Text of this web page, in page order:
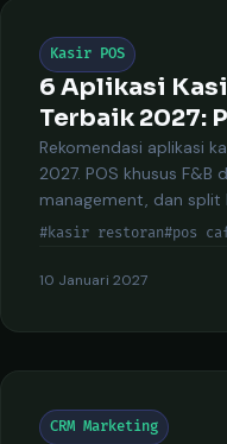
Kasir POS
6 Aplikasi
Terbaik 2027:
Rekomendasi aplikasi
2027. POS khusus
management, dan split
#kasir restoran#pos
10 Januari 2027
CRM Marketing